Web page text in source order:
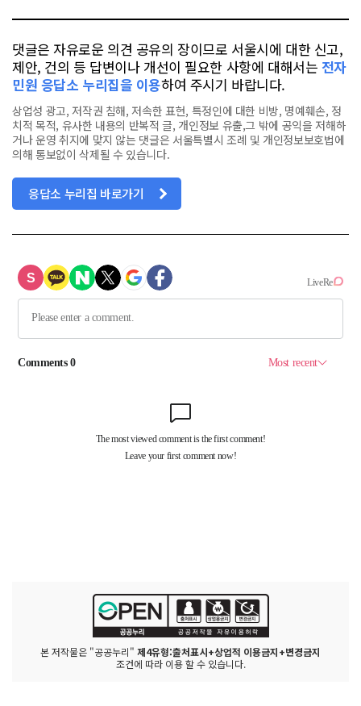
댓글은 자유로운 의견 공유의 장이므로 서울시에 대한 신고,
제안, 건의 등 답변이나 개선이 필요한 사항에 대해서는 전자
민원 응답소 누리집을 이용하여 주시기 바랍니다.
상업성 광고, 저작권 침해, 저속한 표현, 특정인에 대한 비방, 명예훼손, 정
치적 목적, 유사한 내용의 반복적 글, 개인정보 유출,그 밖에 공익을 저해하
거나 운영 취지에 맞지 않는 댓글은 서울특별시 조례 및 개인정보보호법에
의해 통보없이 삭제될 수 있습니다.
응답소 누리집 바로가기
본 저작물은 "공공누리" 제4유형:출처표시+상업적 이용금지+변경금지
조건에 따라 이용 할 수 있습니다.